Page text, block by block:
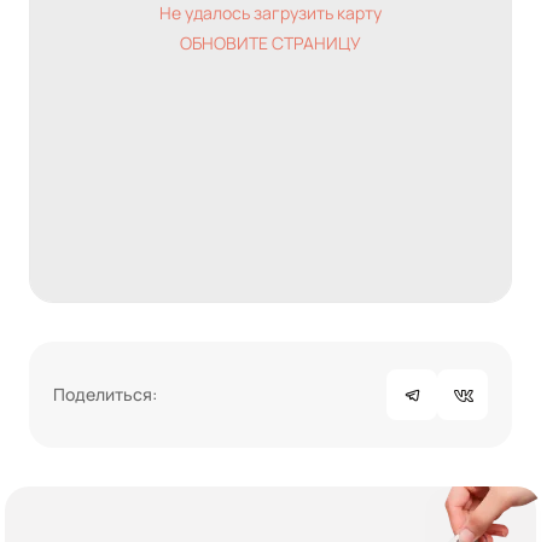
Не удалось загрузить карту
ОБНОВИТЕ СТРАНИЦУ
Поделиться: